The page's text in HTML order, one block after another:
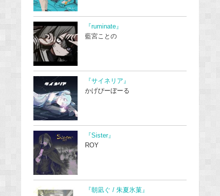
『ruminate』
藍宮ことの
『サイネリア』
かげぴーぼーる
『Sister』
ROY
『朝凪ぐ / 朱夏氷菓』